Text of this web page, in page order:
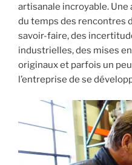
artisanale incroyable.
du temps des rencontres
savoir-faire, des
industrielles, des mises
originaux et parfois un
l’entreprise de se